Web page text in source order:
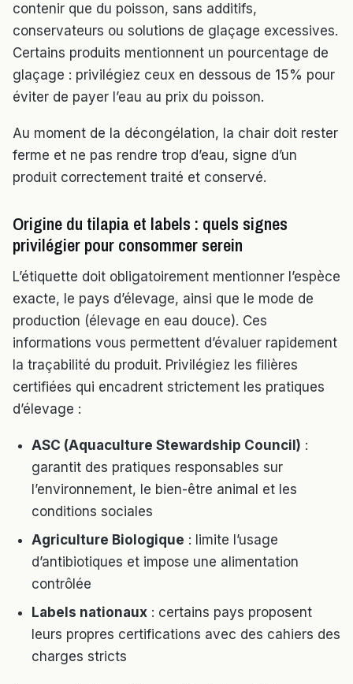
contenir que du poisson, sans additifs,
conservateurs ou solutions de glaçage excessives.
Certains produits mentionnent un pourcentage de
glaçage : privilégiez ceux en dessous de 15% pour
éviter de payer l’eau au prix du poisson.
Au moment de la décongélation, la chair doit rester
ferme et ne pas rendre trop d’eau, signe d’un
produit correctement traité et conservé.
Origine du tilapia et labels : quels signes
privilégier pour consommer serein
L’étiquette doit obligatoirement mentionner l’espèce
exacte, le pays d’élevage, ainsi que le mode de
production (élevage en eau douce). Ces
informations vous permettent d’évaluer rapidement
la traçabilité du produit. Privilégiez les filières
certifiées qui encadrent strictement les pratiques
d’élevage :
ASC (Aquaculture Stewardship Council) :
garantit des pratiques responsables sur
l’environnement, le bien-être animal et les
conditions sociales
Agriculture Biologique : limite l’usage
d’antibiotiques et impose une alimentation
contrôlée
Labels nationaux : certains pays proposent
leurs propres certifications avec des cahiers des
charges stricts